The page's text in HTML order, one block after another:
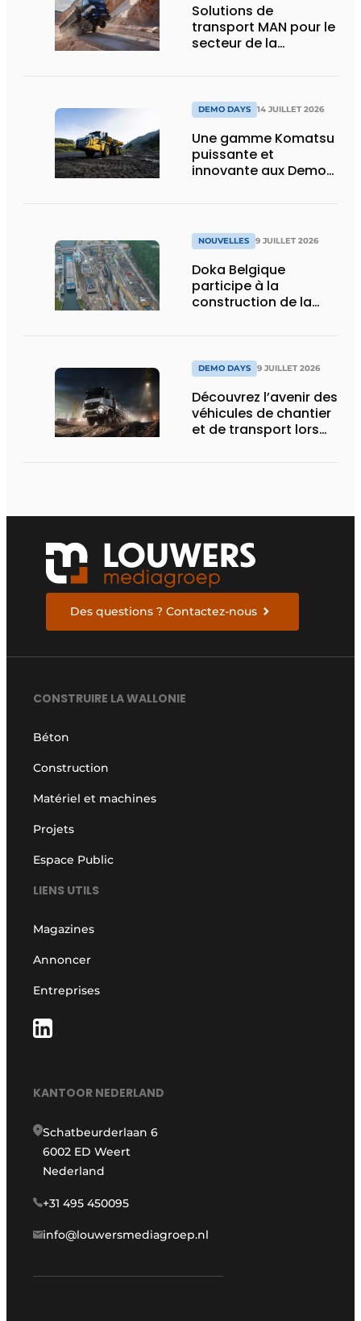
Solutions de
transport MAN pour le
secteur de la
DEMO DAYS 14 JUILLET 2026
Une gamme Komatsu
puissante et
innovante aux Demo
NOUVELLES 9 JUILLET 2026
Doka Belgique
participe à la
construction de la
DEMO DAYS 9 JUILLET 2026
Découvrez l’avenir des
véhicules de chantier
et de transport lors
Des questions ? Contactez-nous
CONSTRUIRE LA WALLONIE
Béton
Construction
Matériel et machines
Projets
Espace Public
LIENS UTILS
Magazines
Annoncer
Entreprises
KANTOOR NEDERLAND
Schatbeurderlaan 6
6002 ED Weert
Nederland
+31 495 450095
info@louwersmediagroep.nl